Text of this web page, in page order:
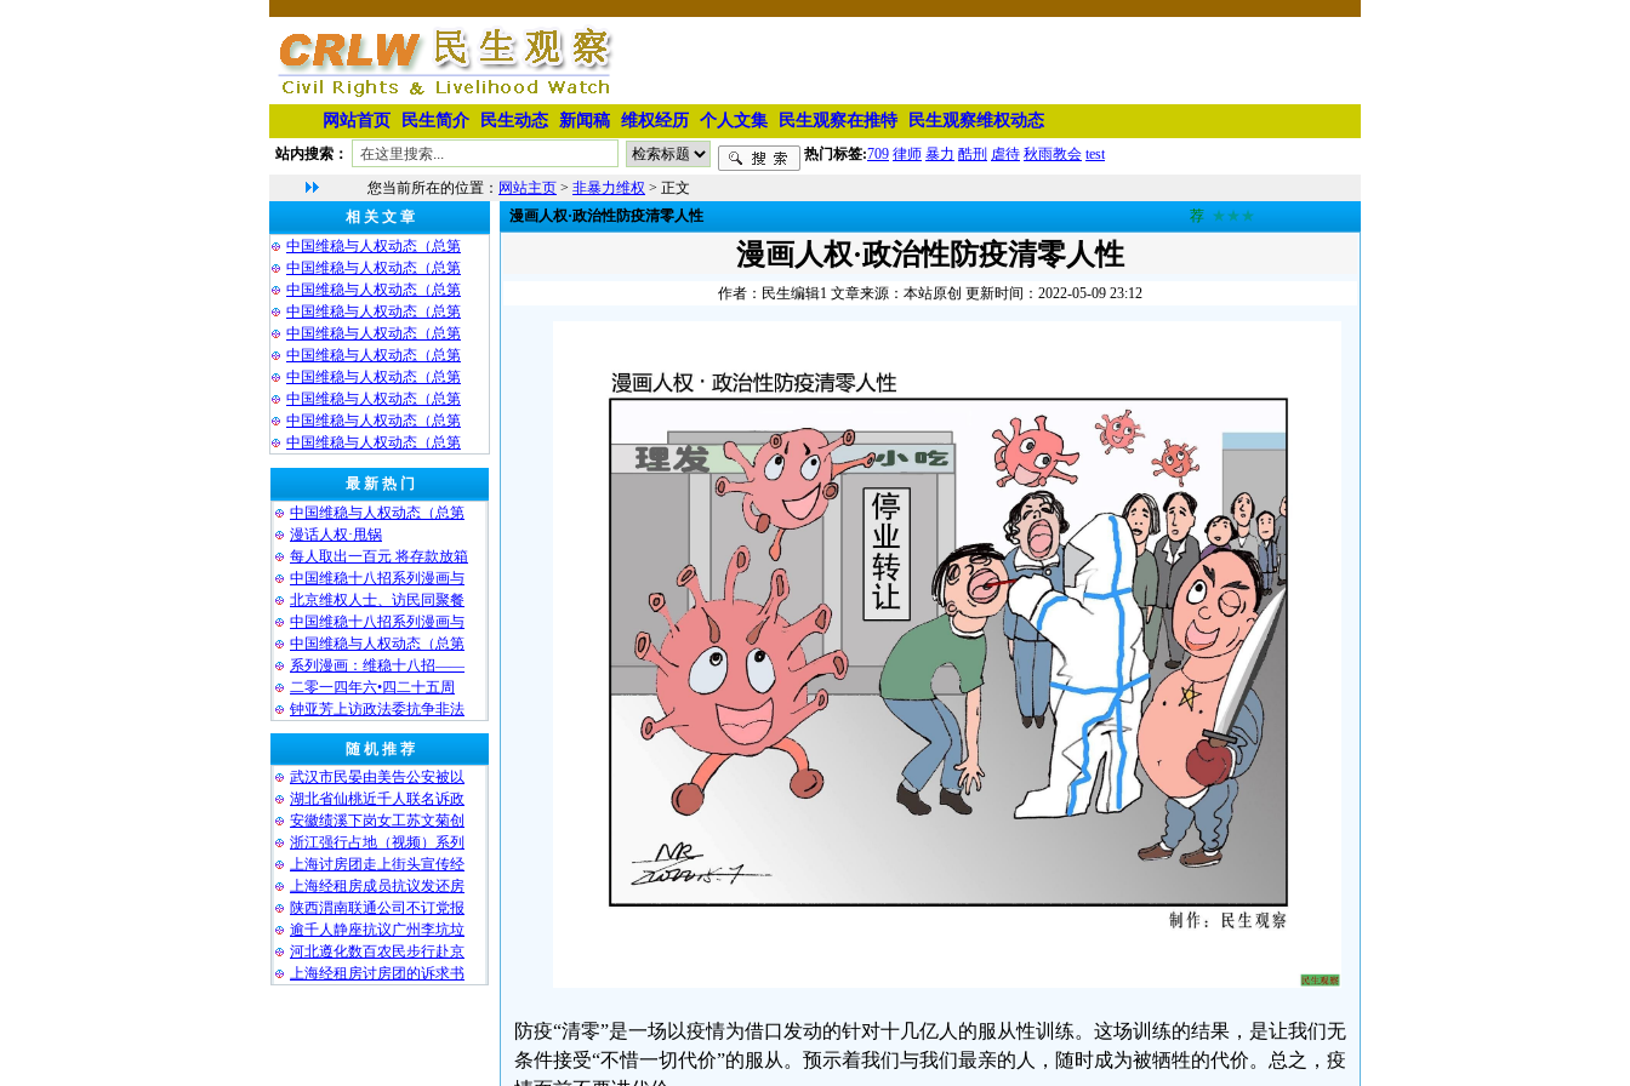
网站首页 民生简介 民生动态 新闻稿 维权经历 个人文集 民生观察在推特 民生观察维权动态
站内搜索： 热门标签:709 律师 暴力 酷刑 虐待 秋雨教会 test
您当前所在的位置： 网站主页 > 非暴力维权 > 正文
相 关 文 章
中国维稳与人权动态（总第
中国维稳与人权动态（总第
中国维稳与人权动态（总第
中国维稳与人权动态（总第
中国维稳与人权动态（总第
中国维稳与人权动态（总第
中国维稳与人权动态（总第
中国维稳与人权动态（总第
中国维稳与人权动态（总第
中国维稳与人权动态（总第
最 新 热 门
中国维稳与人权动态（总第
漫话人权·甩锅
每人取出一百元 将存款放箱
中国维稳十八招系列漫画与
北京维权人士、访民同聚餐
中国维稳十八招系列漫画与
中国维稳与人权动态（总第
系列漫画：维稳十八招——
二零一四年六•四二十五周
钟亚芳上访政法委抗争非法
随 机 推 荐
武汉市民晏由美告公安被以
湖北省仙桃近千人联名诉政
安徽绩溪下岗女工苏文菊创
浙江强行占地（视频）系列
上海讨房团走上街头宣传经
上海经租房成员抗议发还房
陕西渭南联通公司不订党报
逾千人静座抗议广州李坑垃
河北遵化数百农民步行赴京
上海经租房讨房团的诉求书
漫画人权·政治性防疫清零人性 荐 ★★★
漫画人权·政治性防疫清零人性
作者：民生编辑1 文章来源：本站原创 更新时间：2022-05-09 23:12
防疫“清零”是一场以疫情为借口发动的针对十几亿人的服从性训练。这场训练的结果，是让我们无
条件接受“不惜一切代价”的服从。预示着我们与我们最亲的人，随时成为被牺牲的代价。总之，疫